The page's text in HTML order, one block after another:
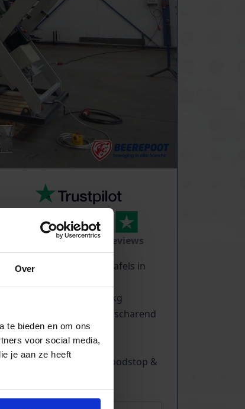
Over
te bieden en om ons
voor social media,
je aan ze heeft
TrustScore5.0|213
reviews
Ruim 700 gebruikte heftafels in
Hefcapaciteit tot 10000 kg
Ook laagbouw & dubbelscharend
Standaard voorzien van
handbediening
Slangbreukeveiliging, noodstop &